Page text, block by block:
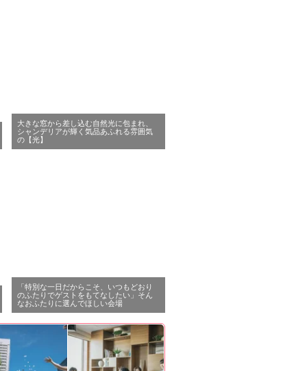
大きな窓から差し込む自然光に包まれ、
シャンデリアが輝く気品あふれる雰囲気
の【光】
「特別な一日だからこそ、いつもどおり
のふたりでゲストをもてなしたい」そん
なおふたりに選んでほしい会場